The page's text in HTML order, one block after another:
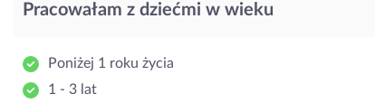
Pracowałam z dziećmi w wieku
Poniżej 1 roku życia
1 - 3 lat